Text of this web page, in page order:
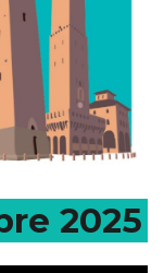
2025